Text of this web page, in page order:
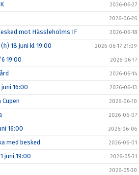
2026-06-27
2026-06-26
mot Hässleholms IF 2026-06-18
18 juni kl 19:00 2026-06-17 21:09
19:00 2026-06-17
2026-06-14
16:00 2026-06-13
Cupen 2026-06-10
2026-06-07
16:00 2026-06-06
med besked 2026-06-01
juni 19:00 2026-05-31
2026-05-30